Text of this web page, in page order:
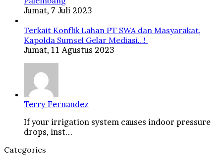
Jumat, 7 Juli 2023
Terkait Konflik Lahan PT SWA dan Masyarakat,
Kapolda Sumsel Gelar Mediasi…!
Jumat, 11 Agustus 2023
Terry Fernandez
If your irrigation system causes indoor pressure
drops, inst...
Categories